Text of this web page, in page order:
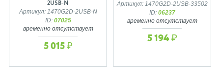
2USB-N
Артикул: 1470G2D-2USB-N
ID: 07025
временно отсутствует
5 015 ₽
Артикул: 1470G2D-2USB-33502
ID: 06237
временно отсутствует
5 194 ₽